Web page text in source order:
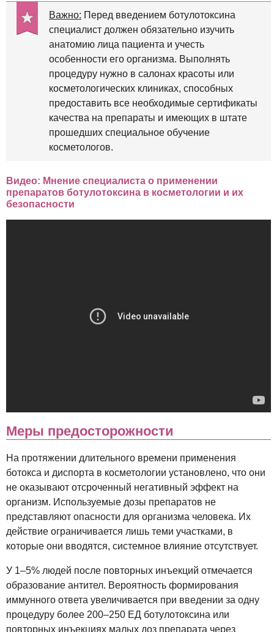
Важно: Перед введением ботулотоксина
специалист должен обязательно изучить
анатомию лица пациента и учесть
особенности его организма. Выполнять
процедуру нужно в салонах красоты или
косметологических клиниках, способных
предоставить все необходимые сертификаты
качества на препараты и имеющих в штате
прошедших специальное обучение
косметологов.
Видео: Мнение специалиста о применении
препаратов ботулотоксина в косметологии и их
безопасности
Меры предосторожности
На протяжении длительного времени применения
ботокса и диспорта в косметологии установлено, что они
не оказывают отсроченный негативный эффект на
организм. Используемые дозы препаратов не
представляют опасности для организма человека. Их
действие ограничивается лишь теми участками, в
которые они вводятся, системное влияние отсутствует.
У 1–5% людей после повторных инъекций отмечается
образование антител. Вероятность формирования
иммунного ответа увеличивается при введении за одну
процедуру более 200–250 ЕД ботулотоксина или
повторных инъекциях малых доз препарата через